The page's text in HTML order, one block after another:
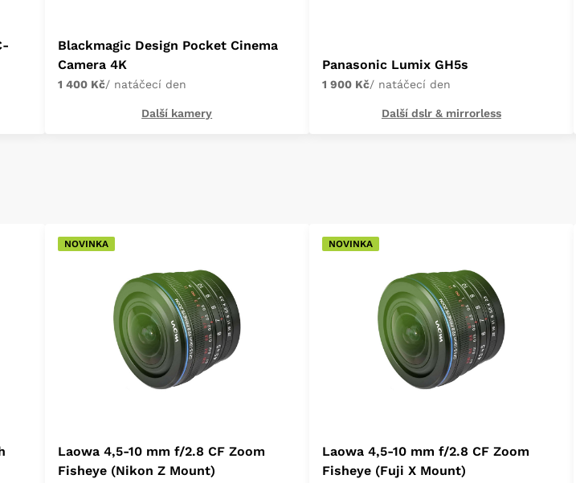
Blackmagic Design Pocket Cinema
Camera 4K
1 400 Kč/ natáčecí den
Další kamery
Panasonic Lumix GH5s
1 900 Kč/ natáčecí den
Další dslr & mirrorless
NOVINKA
Laowa 4,5-10 mm f/2.8 CF Zoom
Fisheye (Nikon Z Mount)
NOVINKA
Laowa 4,5-10 mm f/2.8 CF Zoom
Fisheye (Fuji X Mount)